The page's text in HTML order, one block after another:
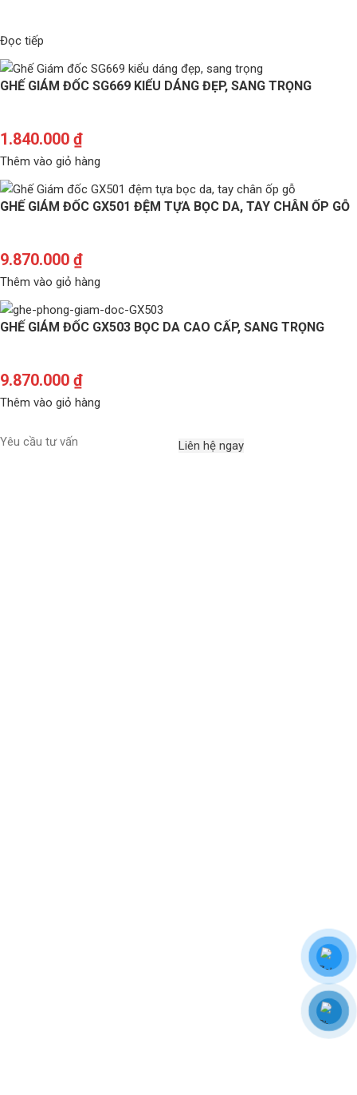
Đọc tiếp
GHẾ GIÁM ĐỐC SG669 KIỂU DÁNG ĐẸP, SANG TRỌNG
1.840.000 ₫
Thêm vào giỏ hàng
GHẾ GIÁM ĐỐC GX501 ĐỆM TỰA BỌC DA, TAY CHÂN ỐP GỖ
9.870.000 ₫
Thêm vào giỏ hàng
GHẾ GIÁM ĐỐC GX503 BỌC DA CAO CẤP, SANG TRỌNG
9.870.000 ₫
Thêm vào giỏ hàng
Yêu cầu tư vấn Liên hệ ngay